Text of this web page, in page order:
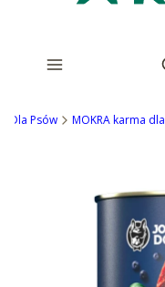
Dla Psów MOKRA karma